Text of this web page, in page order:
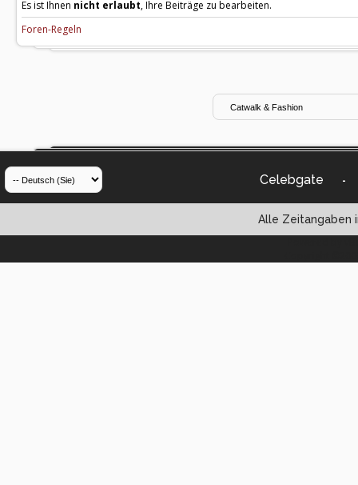
Es ist Ihnen nicht erlaubt, Ihre Beiträge zu bearbeiten.
Foren-Regeln
Celebgate -
Alle Zeitangaben